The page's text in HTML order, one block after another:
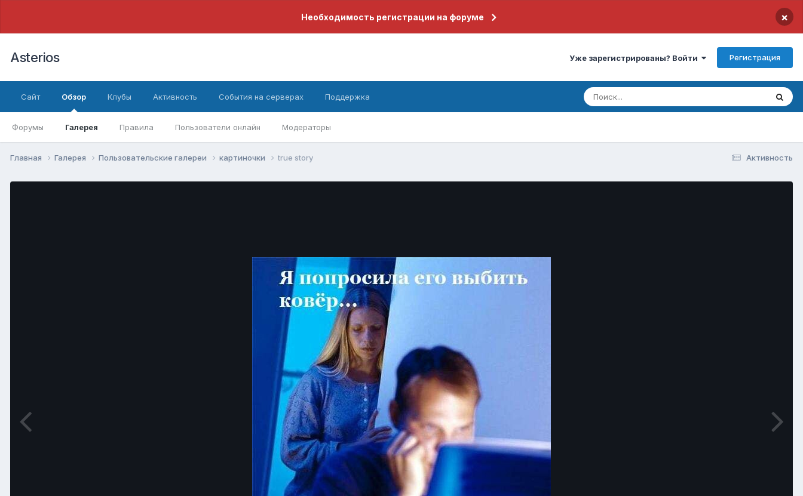
Необходимость регистрации на форуме ×
Asterios Уже зарегистрированы? Войти Регистрация
Сайт Обзор
Форумы Галерея Правила Пользователи онлайн Модераторы
Клубы Активность События на серверах Поддержка
Активность
Главная Галерея Пользовательские галереи картиночки true story